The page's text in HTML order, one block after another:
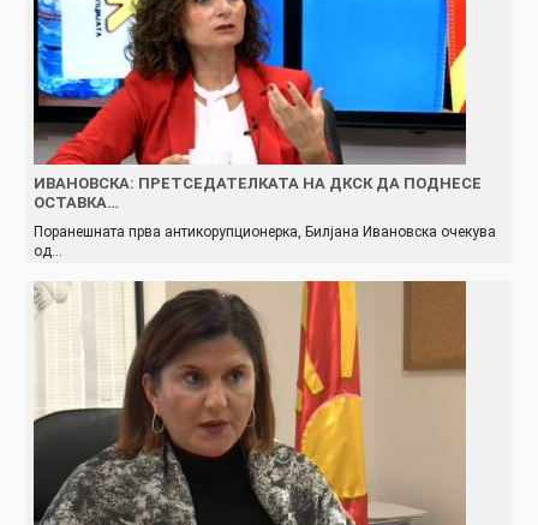
ИВАНОВСКА: ПРЕТСЕДАТЕЛКАТА НА ДКСК ДА ПОДНЕСЕ
ОСТАВКА…
Поранешната прва антикорупционерка, Билјана Ивановска очекува
од…